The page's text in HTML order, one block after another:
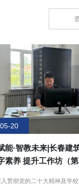
05-20
能·智教未来|长春建
数字素养 提升工作坊
贯彻党的二十大精神及学校